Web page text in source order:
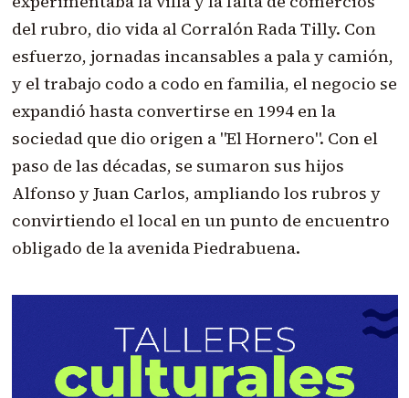
del rubro, dio vida al Corralón Rada Tilly. Con
esfuerzo, jornadas incansables a pala y camión,
y el trabajo codo a codo en familia, el negocio se
expandió hasta convertirse en 1994 en la
sociedad que dio origen a "El Hornero". Con el
paso de las décadas, se sumaron sus hijos
Alfonso y Juan Carlos, ampliando los rubros y
convirtiendo el local en un punto de encuentro
obligado de la avenida Piedrabuena.